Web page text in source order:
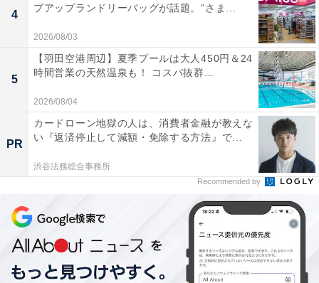
京都人の“お茶漬けでも”は「早く帰れ」ではない
平安時代から京都は全国各地の人が集まる大都会で、話
し相手の素性や身分が分からない街だったため、京都人
は相手に失礼がないように婉曲表現を多用するようにな
りました。
そんな京都人を象徴する話として、来客に言う「お茶漬
4
プアップランドリーバッグが話題。“さま...
2026/08/03
5
【羽田空港周辺】夏季プールは大人450円＆24
時間営業の天然温泉も！ コスパ抜群...
2026/08/04
PR
カードローン地獄の人は、消費者金融が教えな
い『返済停止して減額・免除する方法』で...
渋谷法務総合事務所
Recommended by